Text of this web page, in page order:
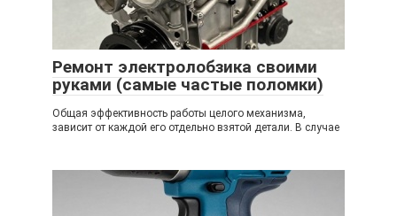
Ремонт электролобзика своими
руками (самые частые поломки)
Общая эффективность работы целого механизма,
зависит от каждой его отдельно взятой детали. В случае